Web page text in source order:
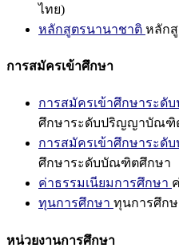
ไทย)
หลักสูตรนานาชาติ หลัก
การสมัครเข้าศึกษา
การสมัครเข้าศึกษาระ
ศึกษาระดับปริญญาบัณฑิ
การสมัครเข้าศึกษาระดั
ศึกษาระดับบัณฑิตศึกษา
ค่าธรรมเนียมการศึกษา
ทุนการศึกษา ทุนการศึกษ
หน่วยงานการศึกษา